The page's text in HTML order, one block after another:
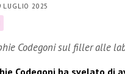
LUGLIO 2025
Codegoni sul filler alle
Codegoni ha svelato di